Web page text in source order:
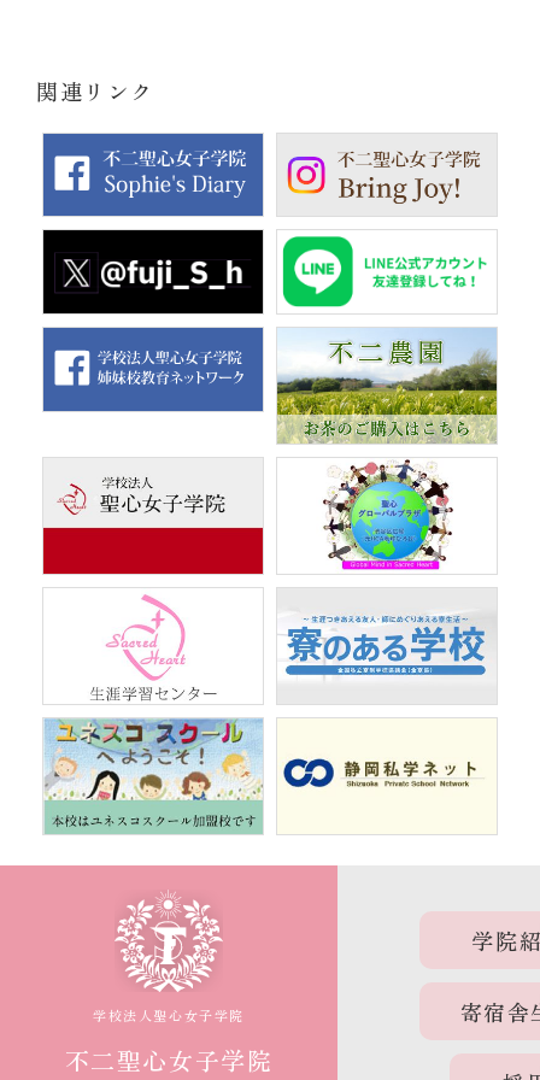
関連リンク
学校法人聖心女子学院
不二聖心女子学院
学院
寄宿舎